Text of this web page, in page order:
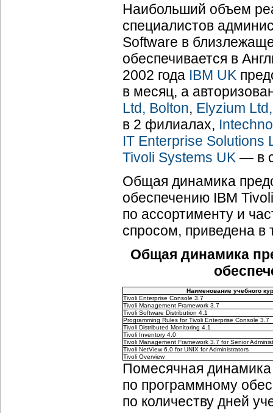
Наибольший объем
специалистов
Software в
обеспечивается в
2002 года IBM UK
в месяц, а
Ltd, Bolton, Elyzium
в 2 филиалах,
IT Enterprise Solutions
Tivoli Systems UK — в
Общая динамика
обеспечению IBM
по ассортименту и
спросом, приведена в
Общая динамика
Наименование учебного
Tivoli Enterprise Console 3.7
Tivoli Management Framework 3.7
Tivoli Software Distribution 4.1
Programming Rules for Tivoli Enterprise Console 3.7
Tivoli Distributed Monitoring 4.1
Tivoli Inventory 4.0
Tivoli Management Framework 3.7 for Senior
Tivoli NetView 6.0 for UNIX for Administrators
Tivoli Overview
Помесячная динамика
по программному
по количеству дней